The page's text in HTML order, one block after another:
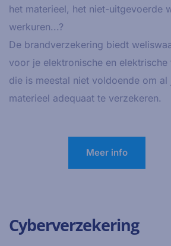
het materieel, het niet-uitgevoerde
werkuren...?
De brandverzekering biedt
voor je elektronische en elektrische
die is meestal niet voldoende om
materieel adequaat te verzekeren.
Meer info
Cyberverzekering